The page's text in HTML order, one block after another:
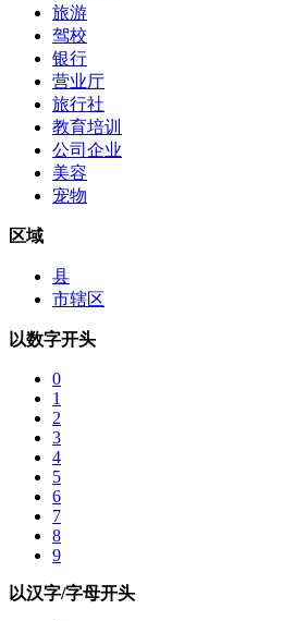
旅游
驾校
银行
营业厅
旅行社
教育培训
公司企业
美容
宠物
区域
县
市辖区
以数字开头
0
1
2
3
4
5
6
7
8
9
以汉字/字母开头